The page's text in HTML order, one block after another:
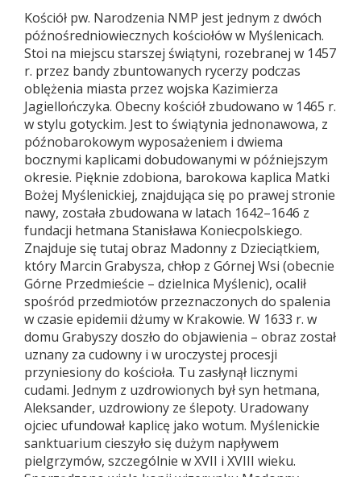
Kościół pw. Narodzenia NMP jest jednym z dwóch
późnośredniowiecznych kościołów w Myślenicach.
Stoi na miejscu starszej świątyni, rozebranej w 1457
r. przez bandy zbuntowanych rycerzy podczas
oblężenia miasta przez wojska Kazimierza
Jagiellończyka. Obecny kościół zbudowano w 1465 r.
w stylu gotyckim. Jest to świątynia jednonawowa, z
późnobarokowym wyposażeniem i dwiema
bocznymi kaplicami dobudowanymi w późniejszym
okresie. Pięknie zdobiona, barokowa kaplica Matki
Bożej Myślenickiej, znajdująca się po prawej stronie
nawy, została zbudowana w latach 1642–1646 z
fundacji hetmana Stanisława Koniecpolskiego.
Znajduje się tutaj obraz Madonny z Dzieciątkiem,
który Marcin Grabysza, chłop z Górnej Wsi (obecnie
Górne Przedmieście – dzielnica Myślenic), ocalił
spośród przedmiotów przeznaczonych do spalenia
w czasie epidemii dżumy w Krakowie. W 1633 r. w
domu Grabyszy doszło do objawienia – obraz został
uznany za cudowny i w uroczystej procesji
przyniesiony do kościoła. Tu zasłynął licznymi
cudami. Jednym z uzdrowionych był syn hetmana,
Aleksander, uzdrowiony ze ślepoty. Uradowany
ojciec ufundował kaplicę jako wotum. Myślenickie
sanktuarium cieszyło się dużym napływem
pielgrzymów, szczególnie w XVII i XVIII wieku.